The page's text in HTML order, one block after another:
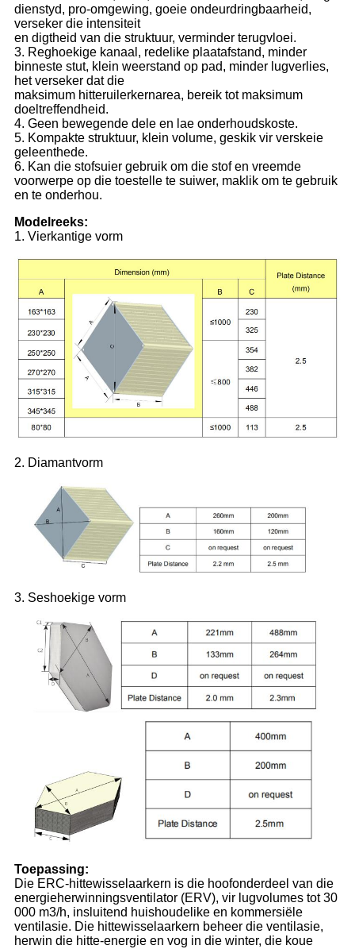
dienstyd, pro-omgewing, goeie ondeurdringbaarheid,
verseker die intensiteit
en digtheid van die struktuur, verminder terugvloei.
3. Reghoekige kanaal, redelike plaatafstand, minder
binneste stut, klein weerstand op pad, minder lugverlies,
het verseker dat die
maksimum hitteruilerkernarea, bereik tot maksimum
doeltreffendheid.
4. Geen bewegende dele en lae onderhoudskoste.
5. Kompakte struktuur, klein volume, geskik vir verskeie
geleenthede.
6. Kan die stofsuier gebruik om die stof en vreemde
voorwerpe op die toestelle te suiwer, maklik om te gebruik
en te onderhou.
Modelreeks:
1. Vierkantige vorm
2. Diamantvorm
3. Seshoekige vorm
Toepassing:
Die ERC-hittewisselaarkern is die hoofonderdeel van die
energieherwinningsventilator (ERV), vir lugvolumes tot 30
000 m3/h, insluitend huishoudelike en kommersiële
ventilasie. Die hittewisselaarkern beheer die ventilasie,
herwin die hitte-energie en vog in die winter, die koue